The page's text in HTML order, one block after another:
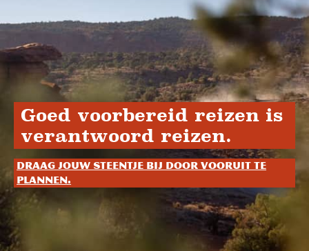
Goed voorbereid reizen is
verantwoord reizen.
Draag jouw steentje bij door vooruit te
plannen.